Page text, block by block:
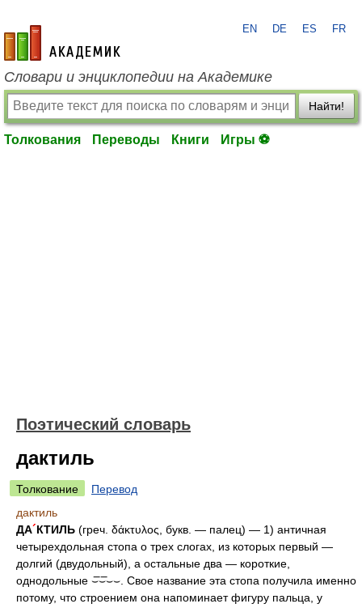
academic.ru
EN DE ES FR
Словари и энциклопедии на Академике
Найти!
Толкования Переводы Книги Игры ⚽
Поэтический словарь
дактиль
Толкование
Перевод
дактиль
ДА´КТИЛЬ (греч. δάκτυλος, букв. — палец) — 1) античная
четырехдольная стопа о трех слогах, из которых первый —
долгий (двудольный), а остальные два — короткие,
однодольные ⌣̅⌣̅⌣⌣. Свое название эта стопа получила именно
потому, что строением она напоминает фигуру пальца, у